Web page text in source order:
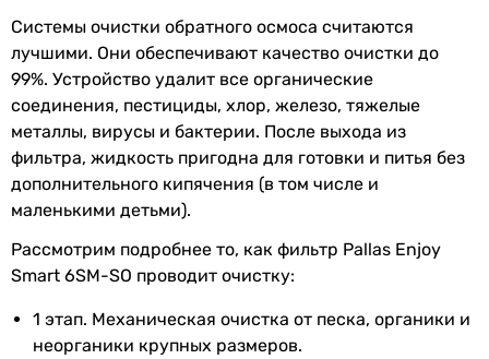
Комплектация
фильтр, бак, кран для питьевой
воды, комплект картриджей,
фильтр механической очистки
Производство Турция
Давление в
0.4 атм, 0.6 атм
Давление на
систему
3 атм, 6 атм
Системы очистки обратного осмоса считаются
лучшими. Они обеспечивают качество очистки до
99%. Устройство удалит все органические
соединения, пестициды, хлор, железо, тяжелые
металлы, вирусы и бактерии. После выхода из
фильтра, жидкость пригодна для готовки и питья без
дополнительного кипячения (в том числе и
маленькими детьми).
Рассмотрим подробнее то, как фильтр Pallas Enjoy
Smart 6SM-SO проводит очистку:
1 этап. Механическая очистка от песка, органики и
неорганики крупных размеров.